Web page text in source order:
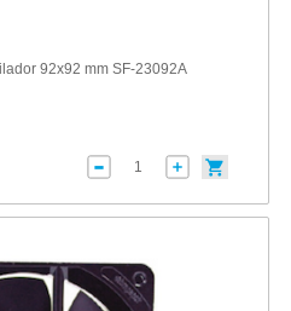
92x92 mm SF-23092A